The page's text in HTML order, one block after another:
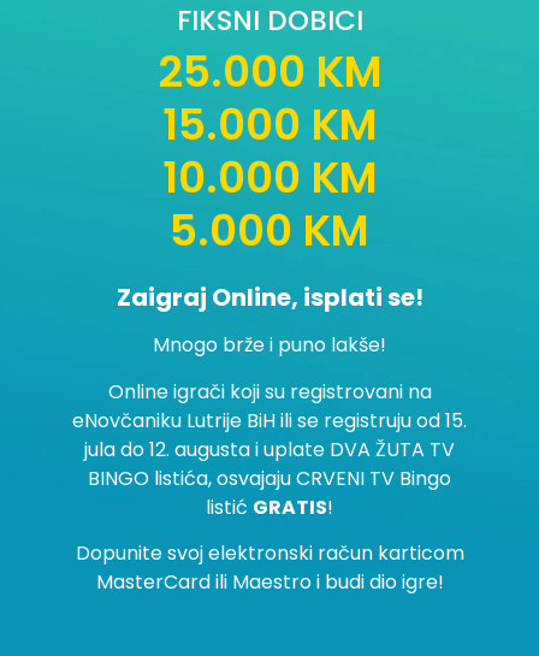
FIKSNI DOBICI
25.000 KM
15.000 KM
10.000 KM
5.000 KM
Zaigraj Online, isplati se!
Mnogo brže i puno lakše!
Online igrači koji su registrovani na
eNovčaniku Lutrije BiH ili se registruju od 15.
jula do 12. augusta i uplate DVA ŽUTA TV
BINGO listića, osvajaju CRVENI TV Bingo
listić GRATIS!
Dopunite svoj elektronski račun karticom
MasterCard ili Maestro i budi dio igre!